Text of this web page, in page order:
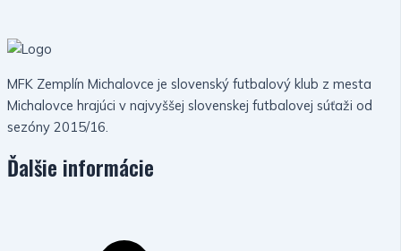
MFK Zemplín Michalovce je slovenský futbalový klub z mesta
Michalovce hrajúci v najvyššej slovenskej futbalovej súťaži od
sezóny 2015/16.
Ďalšie informácie